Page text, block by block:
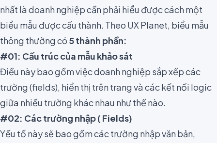
nhất là doanh nghiệp cần phải hiểu được cách một
biểu mẫu được cấu thành. Theo UX Planet, biểu mẫu
thông thường có 5 thành phần:
#01: Cấu trúc của mẫu khảo sát
Điều này bao gồm việc doanh nghiệp sắp xếp các
trường (fields), hiển thị trên trang và các kết nối logic
giữa nhiều trường khác nhau như thế nào.
#02: Các trường nhập( Fields)
Yếu tố này sẽ bao gồm các trường nhập văn bản,